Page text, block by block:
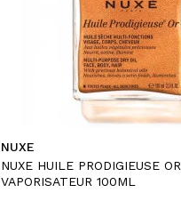
NUXE
NUXE HUILE PRODIGIEUSE OR
VAPORISATEUR 100ML